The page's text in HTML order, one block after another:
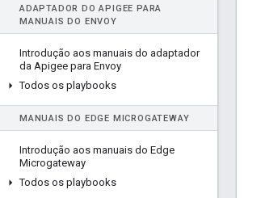
ADAPTADOR DO APIGEE PARA
MANUAIS DO ENVOY
Introdução aos manuais do adaptador
da Apigee para Envoy
Todos os playbooks
MANUAIS DO EDGE MICROGATEWAY
Introdução aos manuais do Edge
Microgateway
Todos os playbooks